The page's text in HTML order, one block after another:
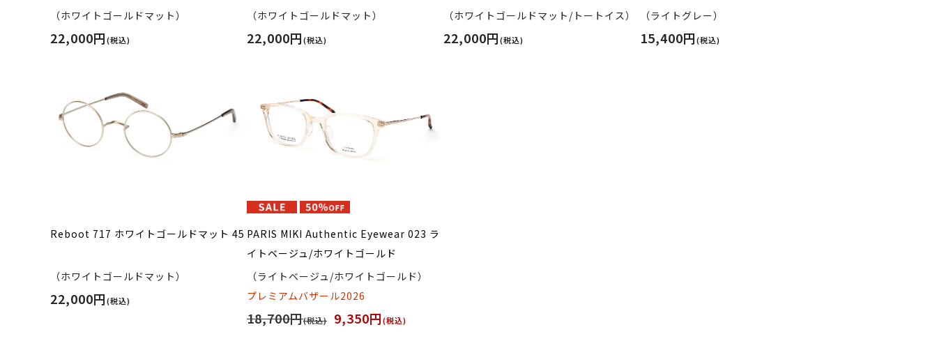
（ホワイトゴールドマット）
22,000円(税込)
（ホワイトゴールドマット）
22,000円(税込)
（ホワイトゴールドマット/トートイス）
22,000円(税込)
（ライトグレー）
15,400円(税込)
Reboot 717 ホワイトゴールドマット 45
（ホワイトゴールドマット）
22,000円(税込)
PARIS MIKI Authentic Eyewear 023 ラ
イトベージュ/ホワイトゴールド
（ライトベージュ/ホワイトゴールド）
プレミアムバザール2026
18,700円(税込) 9,350円(税込)